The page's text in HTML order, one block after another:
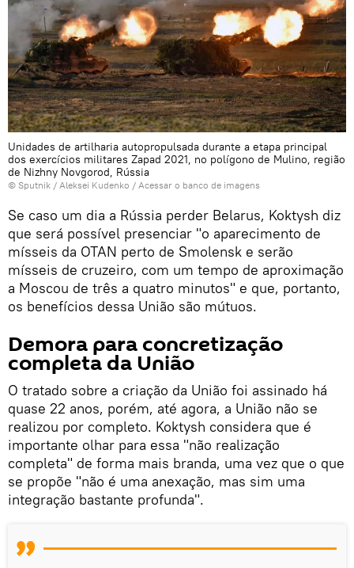
Unidades de artilharia autopropulsada durante a etapa principal
dos exercícios militares Zapad 2021, no polígono de Mulino, região
de Nizhny Novgorod, Rússia
© Sputnik / Aleksei Kudenko / Acessar o banco de imagens
Se caso um dia a Rússia perder Belarus, Koktysh diz
que será possível presenciar "o aparecimento de
mísseis da OTAN perto de Smolensk e serão
mísseis de cruzeiro, com um tempo de aproximação
a Moscou de três a quatro minutos" e que, portanto,
os benefícios dessa União são mútuos.
Demora para concretização
completa da União
O tratado sobre a criação da União foi assinado há
quase 22 anos, porém, até agora, a União não se
realizou por completo. Koktysh considera que é
importante olhar para essa "não realização
completa" de forma mais branda, uma vez que o que
se propõe "não é uma anexação, mas sim uma
integração bastante profunda".